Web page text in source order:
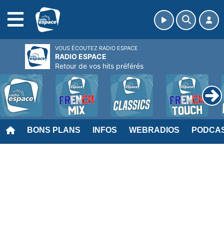
BONS PLANS INFOS WEBRADIOS
VOUS ÉCOUTEZ RADIO ESPACE
RADIO ESPACE
Retour de vos hits préférés